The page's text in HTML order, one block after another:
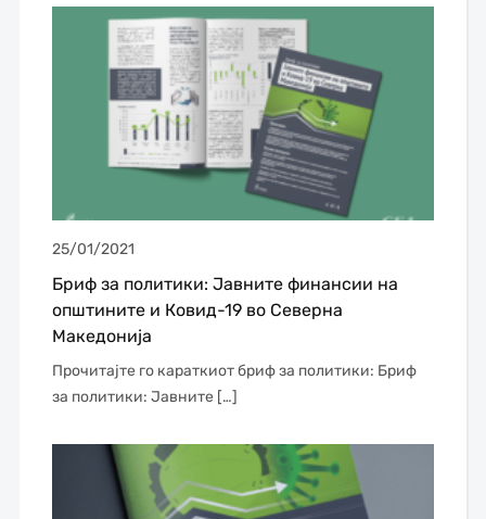
25/01/2021
Бриф за политики: Јавните финансии на
општините и Ковид-19 во Северна
Македонија
Прочитајте го караткиот бриф за политики: Бриф
за политики: Јавните […]